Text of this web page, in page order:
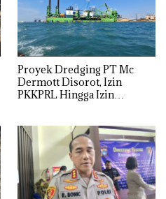
Proyek Dredging PT Mc
Dermott Disorot, Izin
PKKPRL Hingga Izin